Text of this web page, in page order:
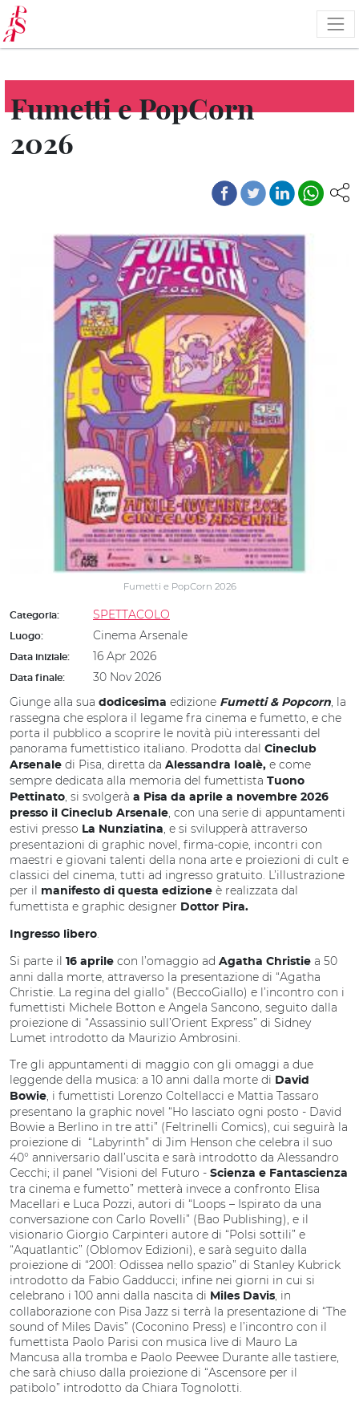
Salta
al
contenuto
principale
Fumetti e PopCorn
2026
Fumetti e PopCorn 2026
Categoria: SPETTACOLO
Luogo: Cinema Arsenale
Data iniziale: 16 Apr 2026
Data finale:
30 Nov 2026
Giunge alla sua dodicesima edizione Fumetti & Popcorn, la
rassegna che esplora il legame fra cinema e fumetto, e che
porta il pubblico a scoprire le novità più interessanti del
panorama fumettistico italiano. Prodotta dal Cineclub
Arsenale di Pisa, diretta da Alessandra Ioalè, e come
sempre dedicata alla memoria del fumettista Tuono
Pettinato, si svolgerà a Pisa da aprile a novembre 2026
presso il Cineclub Arsenale, con una serie di appuntamenti
estivi presso La Nunziatina, e si svilupperà attraverso
presentazioni di graphic novel, firma-copie, incontri con
maestri e giovani talenti della nona arte e proiezioni di cult e
classici del cinema, tutti ad ingresso gratuito. L’illustrazione
per il manifesto di questa edizione è realizzata dal
fumettista e graphic designer Dottor Pira.
Ingresso libero.
Si parte il 16 aprile con l’omaggio ad Agatha Christie a 50
anni dalla morte, attraverso la presentazione di “Agatha
Christie. La regina del giallo” (BeccoGiallo) e l’incontro con i
fumettisti Michele Botton e Angela Sancono, seguito dalla
proiezione di “Assassinio sull’Orient Express” di Sidney
Lumet introdotto da Maurizio Ambrosini.
Tre gli appuntamenti di maggio con gli omaggi a due
leggende della musica: a 10 anni dalla morte di David
Bowie, i fumettisti Lorenzo Coltellacci e Mattia Tassaro
presentano la graphic novel “Ho lasciato ogni posto - David
Bowie a Berlino in tre atti” (Feltrinelli Comics), cui seguirà la
proiezione di “Labyrinth” di Jim Henson che celebra il suo
40° anniversario dall’uscita e sarà introdotto da Alessandro
Cecchi; il panel “Visioni del Futuro - Scienza e Fantascienza
tra cinema e fumetto” metterà invece a confronto Elisa
Macellari e Luca Pozzi, autori di “Loops – Ispirato da una
conversazione con Carlo Rovelli” (Bao Publishing), e il
visionario Giorgio Carpinteri autore di “Polsi sottili” e
“Aquatlantic” (Oblomov Edizioni), e sarà seguito dalla
proiezione di “2001: Odissea nello spazio” di Stanley Kubrick
introdotto da Fabio Gadducci; infine nei giorni in cui si
celebrano i 100 anni dalla nascita di Miles Davis, in
collaborazione con Pisa Jazz si terrà la presentazione di “The
sound of Miles Davis” (Coconino Press) e l’incontro con il
fumettista Paolo Parisi con musica live di Mauro La
Mancusa alla tromba e Paolo Peewee Durante alle tastiere,
che sarà chiuso dalla proiezione di “Ascensore per il
patibolo” introdotto da Chiara Tognolotti.